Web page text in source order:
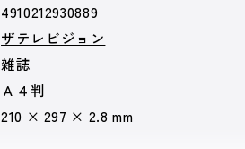
4910212930889
ザテレビジョン
雑誌
Ａ４判
210 × 297 × 2.8 mm